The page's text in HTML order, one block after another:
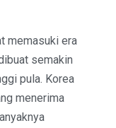
memasuki era
semakin
pula. Korea
menerima